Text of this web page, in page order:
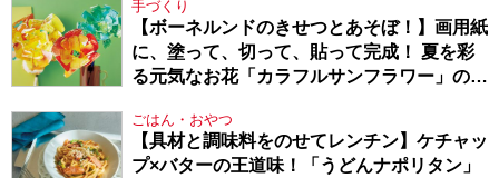
手づくり
【ボーネルンドのきせつとあそぼ！】画用紙
に、塗って、切って、貼って完成！ 夏を彩
る元気なお花「カラフルサンフラワー」の作
ごはん・おやつ
【具材と調味料をのせてレンチン】ケチャッ
プ×バターの王道味！「うどんナポリタン」